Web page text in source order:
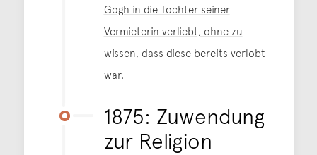
Gogh in die Tochter seiner
Vermieterin verliebt, ohne zu
wissen, dass diese bereits verlobt
war.
1875: Zuwendung
zur Religion